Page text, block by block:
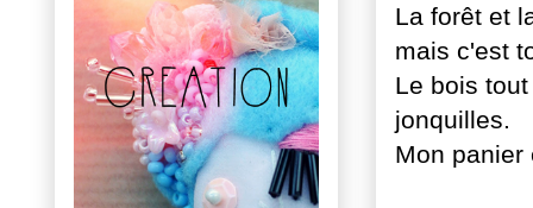
La forêt et
mais c'est
Le bois
jonquilles.
Mon panier